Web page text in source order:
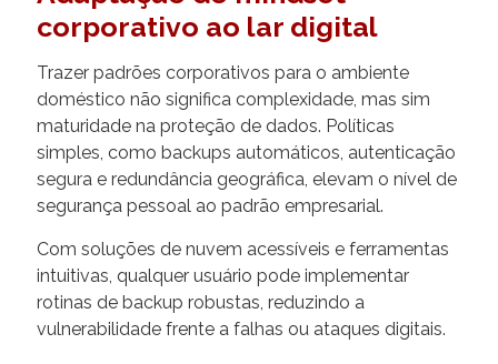
corporativo ao lar digital
Trazer padrões corporativos para o ambiente
doméstico não significa complexidade, mas sim
maturidade na proteção de dados. Políticas
simples, como backups automáticos, autenticação
segura e redundância geográfica, elevam o nível de
segurança pessoal ao padrão empresarial.
Com soluções de nuvem acessíveis e ferramentas
intuitivas, qualquer usuário pode implementar
rotinas de backup robustas, reduzindo a
vulnerabilidade frente a falhas ou ataques digitais.